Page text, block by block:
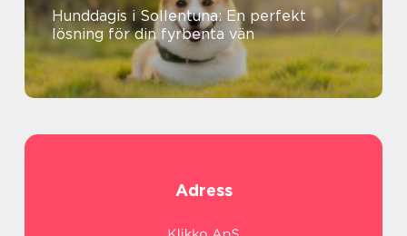
Hunddagis i Sollentuna: En perfekt
lösning för din fyrbenta vän
Adress